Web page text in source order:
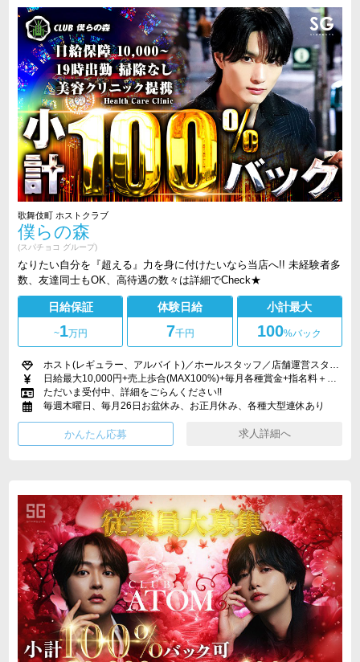
歌舞伎町 ホストクラブ
僕らの森
(スパチョコ グループ)
なりたい自分を『超える』力を身に付けたいなら当店へ!! 未経験者多
数、友達同士もOK、高待遇の数々は詳細でCheck★
日給保証
~1万円
体験日給
7千円
小計最大
100%バック
ホスト(レギュラー、アルバイト)／ホールスタッフ／店舗運営スタッフ
日給最大10,000円+売上歩合(MAX100%)+毎月各種賞金+指名料＋ドリンクバックあり
ただいま受付中、詳細をごらんください!!
毎週木曜日、毎月26日お盆休み、お正月休み、各種大型連休あり
求人詳細へ